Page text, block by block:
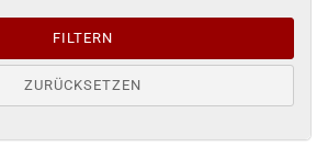
FILTERN
ZURÜCKSETZEN